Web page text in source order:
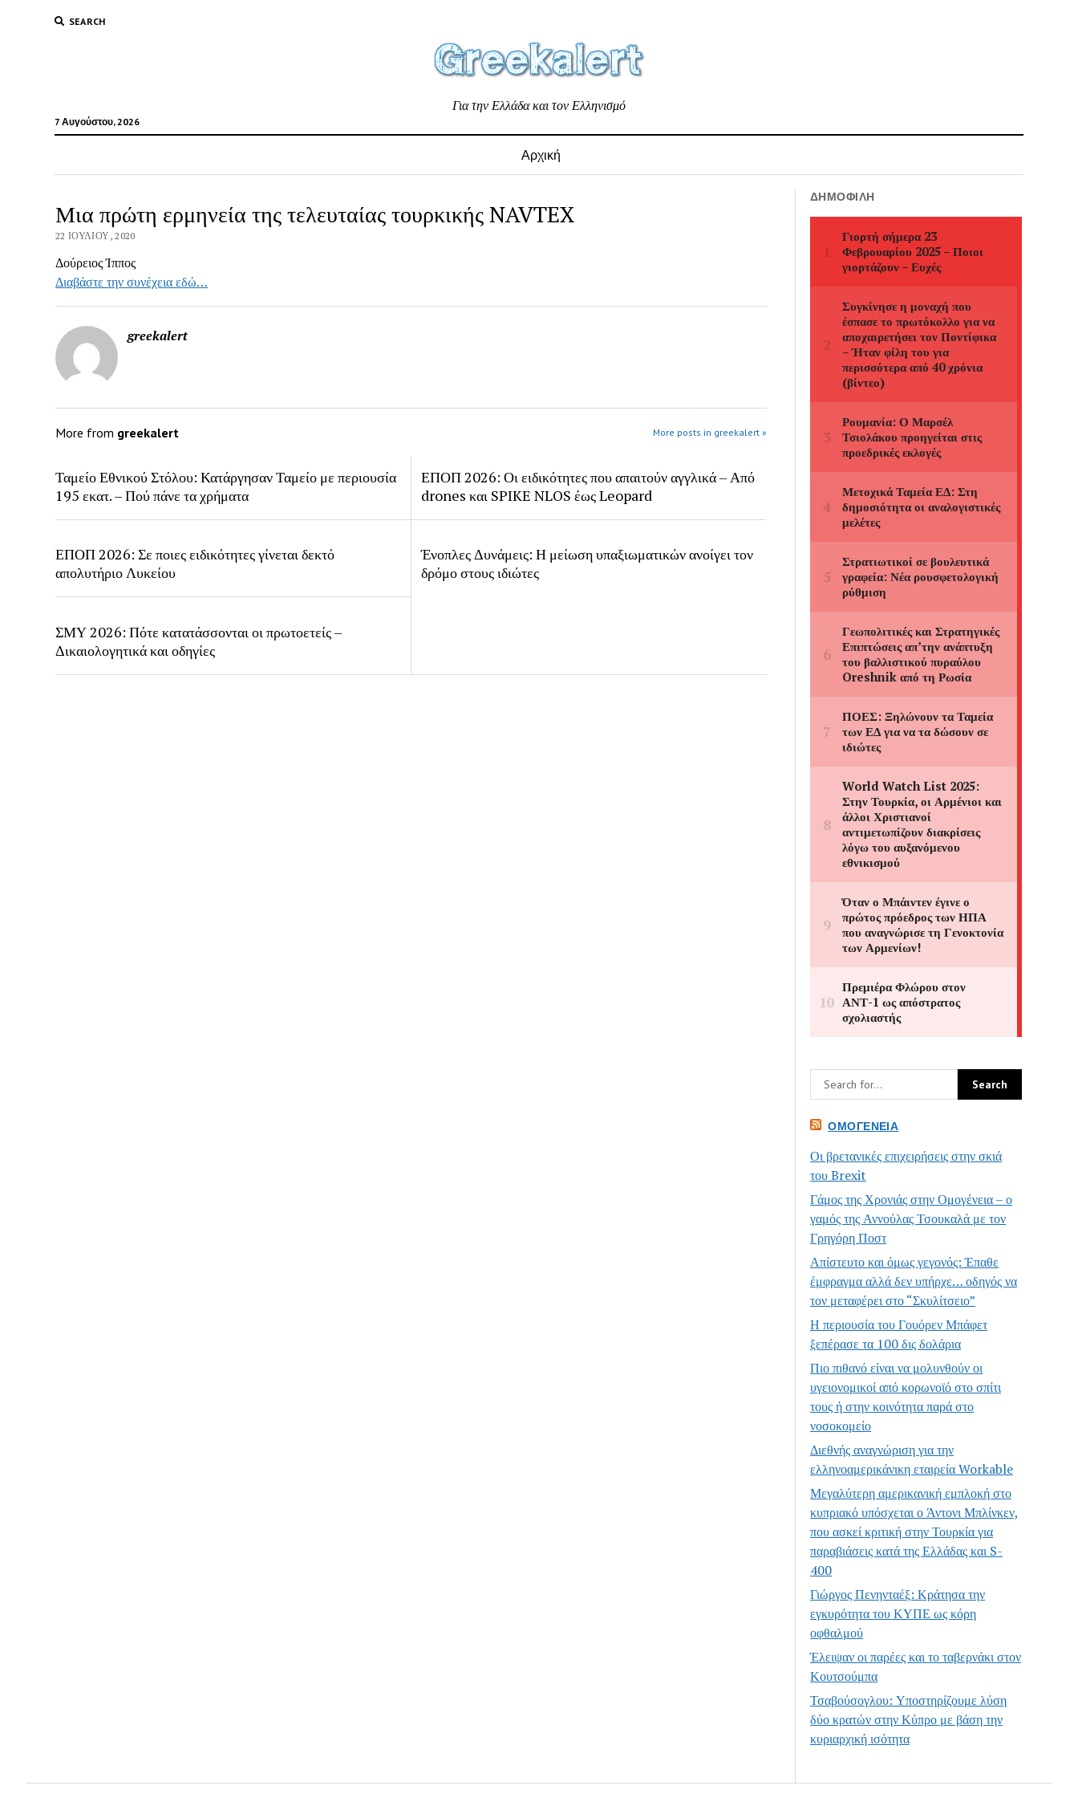
SEARCH
7 Αυγούστου, 2026
Για την Ελλάδα και τον Ελληνισμό
Αρχική
Μια πρώτη ερμηνεία της τελευταίας τουρκικής NAVTEX
22 ΙΟΥΛΊΟΥ, 2020
Δούρειος Ίππος
Διαβάστε την συνέχεια εδώ…
greekalert
More from greekalert More posts in greekalert »
Ταμείο Εθνικού Στόλου: Κατάργησαν Ταμείο με περιουσία
195 εκατ. – Πού πάνε τα χρήματα
ΕΠΟΠ 2026: Οι ειδικότητες που απαιτούν αγγλικά – Από
drones και SPIKE NLOS έως Leopard
ΕΠΟΠ 2026: Σε ποιες ειδικότητες γίνεται δεκτό
απολυτήριο Λυκείου
Ένοπλες Δυνάμεις: Η μείωση υπαξιωματικών ανοίγει τον
δρόμο στους ιδιώτες
ΣΜΥ 2026: Πότε κατατάσσονται οι πρωτοετείς –
Δικαιολογητικά και οδηγίες
ΔΗΜΟΦΙΛΉ
ΟΜΟΓΈΝΕΙΑ
Οι βρετανικές επιχειρήσεις στην σκιά
του Brexit
Γάμος της Χρονιάς στην Ομογένεια – ο
γαμός της Αννούλας Τσουκαλά με τον
Γρηγόρη Ποστ
Απίστευτο και όμως γεγονός: Έπαθε
έμφραγμα αλλά δεν υπήρχε… οδηγός να
τον μεταφέρει στο “Σκυλίτσειο”
Η περιουσία του Γουόρεν Μπάφετ
ξεπέρασε τα 100 δις δολάρια
Πιο πιθανό είναι να μολυνθούν οι
υγειονομικοί από κορωνοϊό στο σπίτι
τους ή στην κοινότητα παρά στο
νοσοκομείο
Διεθνής αναγνώριση για την
ελληνοαμερικάνικη εταιρεία Workable
Μεγαλύτερη αμερικανική εμπλοκή στο
κυπριακό υπόσχεται ο Άντονι Μπλίνκεν,
που ασκεί κριτική στην Τουρκία για
παραβιάσεις κατά της Ελλάδας και S-
400
Γιώργος Πενηνταέξ: Κράτησα την
εγκυρότητα του ΚΥΠΕ ως κόρη
οφθαλμού
Έλειψαν οι παρέες και το ταβερνάκι στον
Κουτσούμπα
Τσαβούσογλου: Υποστηρίζουμε λύση
δύο κρατών στην Κύπρο με βάση την
κυριαρχική ισότητα